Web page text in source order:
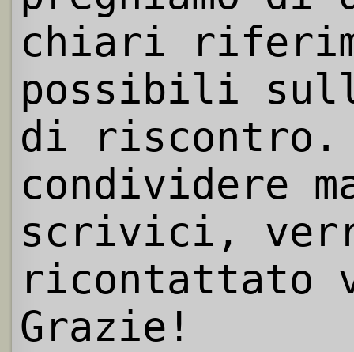
chiari
possibili
di riscontro.
condividere
scrivici,
ricontattato
Grazie!